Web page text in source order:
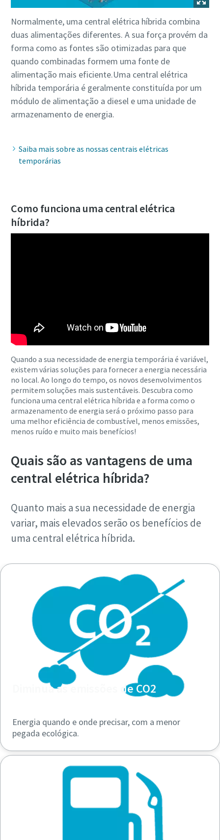
Normalmente, uma central elétrica híbrida combina
duas alimentações diferentes. A sua força provém da
forma como as fontes são otimizadas para que
quando combinadas formem uma fonte de
alimentação mais eficiente.Uma central elétrica
híbrida temporária é geralmente constituída por um
módulo de alimentação a diesel e uma unidade de
armazenamento de energia.
Saiba mais sobre as nossas centrais elétricas
temporárias
Como funciona uma central elétrica
híbrida?
Quando a sua necessidade de energia temporária é variável,
existem várias soluções para fornecer a energia necessária
no local. Ao longo do tempo, os novos desenvolvimentos
permitem soluções mais sustentáveis. Descubra como
funciona uma central elétrica híbrida e a forma como o
armazenamento de energia será o próximo passo para
uma melhor eficiência de combustível, menos emissões,
menos ruído e muito mais benefícios!
Quais são as vantagens de uma
central elétrica híbrida?
Quanto mais a sua necessidade de energia
variar, mais elevados serão os benefícios de
uma central elétrica híbrida.
Diminua as emissões de CO2
Energia quando e onde precisar, com a menor
pegada ecológica.